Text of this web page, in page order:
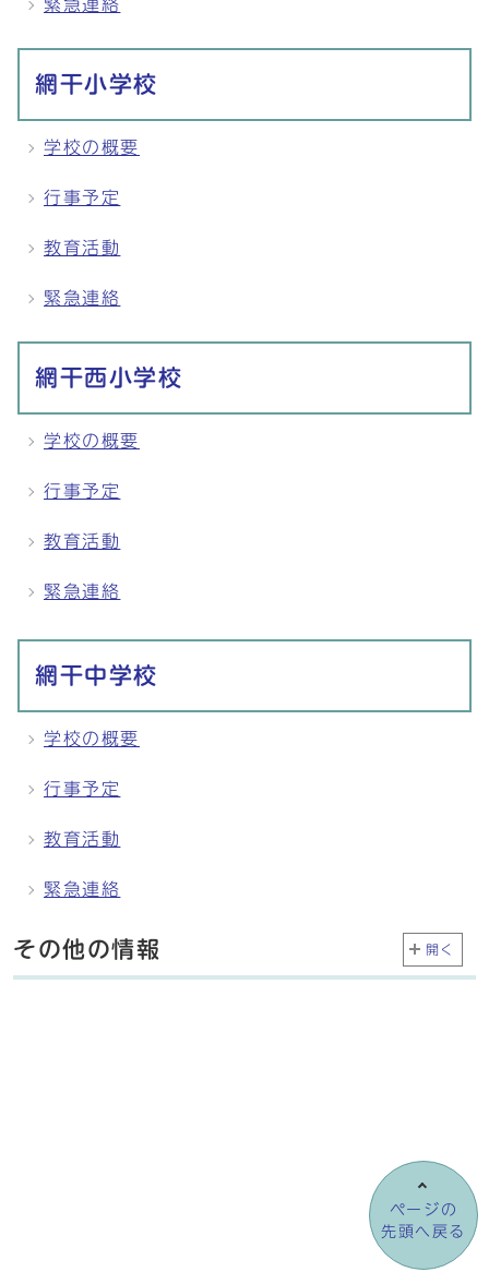
緊急連絡
網干小学校
学校の概要
行事予定
教育活動
緊急連絡
網干西小学校
学校の概要
行事予定
教育活動
緊急連絡
網干中学校
学校の概要
行事予定
教育活動
緊急連絡
その他の情報 開く
ページの
先頭へ戻る